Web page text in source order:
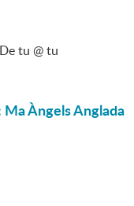
tu @ tu
Àngels Anglada